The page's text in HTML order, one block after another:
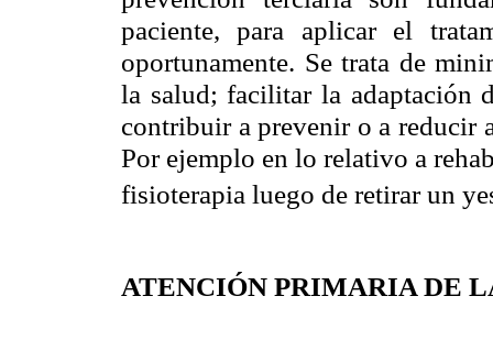
paciente, para aplicar el
oportunamente. Se trata de
la salud; facilitar la adaptación
contribuir a prevenir o a reducir
Por ejemplo en lo relativo a
fisioterapia luego de retirar un
ATENCIÓN PRIMARIA DE